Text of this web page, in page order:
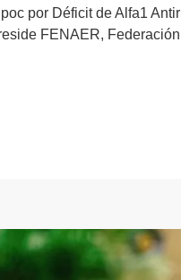
por Déficit de Alfa1
FENAER,